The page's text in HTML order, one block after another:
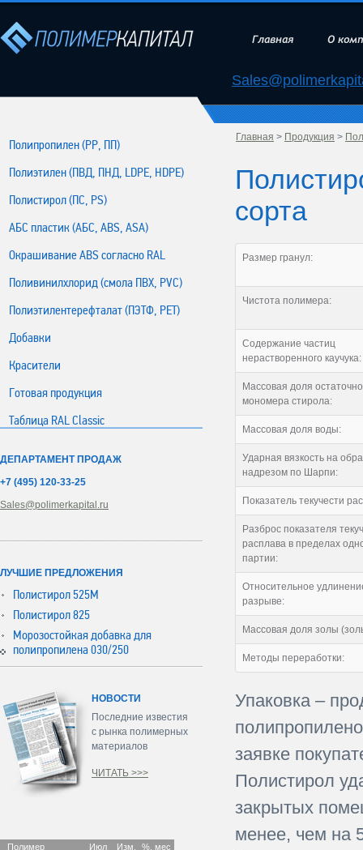
Главная О
Полипропилен (РР, ПП)
Полиэтилен (ПВД, ПНД, LDPE, HDPE)
Полистирол (ПС, PS)
АБС пластик (АБС, ABS, ASA)
Окрашивание ABS согласно RAL
Поливинилхлорид (смола ПВХ, PVC)
Полиэтилентерефталат (ПЭТФ, PET)
Добавки
Красители
Готовая продукция
Таблица RAL Classic
ДЕПАРТАМЕНТ ПРОДАЖ
+7 (495) 120-33-25
Sales@polimerkapital.ru
ЛУЧШИЕ ПРЕДЛОЖЕНИЯ
Полистирол 525М
Полистирол 825
Морозостойкая добавка для
полипропилена 030/250
НОВОСТИ
Последние известия
с рынка полимерных
материалов
ЧИТАТЬ >>>
Главная > Продукция >
сорта
Размер гранул:
Чистота полимера:
Содержание частиц
нерастворенного каучука:
Массовая доля
мономера стирола:
Массовая доля воды:
Ударная вязкость на
надрезом по Шарпи:
Показатель текучести
Разброс показателя
расплава в пределах
партии:
Относительное
разрыве:
Массовая доля золы
Методы переработки:
Упаковка –
заявке
Полистирол
закрытых
менее, чем на